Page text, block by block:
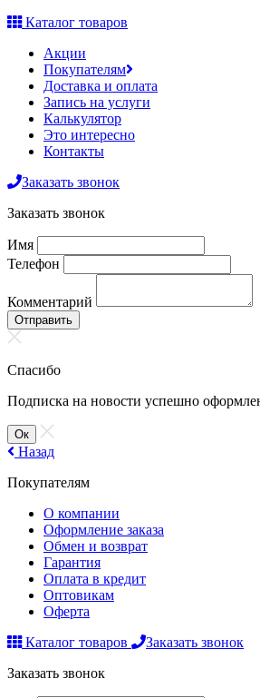
Каталог товаров
Акции
Покупателям
Доставка и оплата
Запись на услуги
Калькулятор
Это интересно
Контакты
Заказать звонок
Заказать звонок
Имя
Телефон
Комментарий
Отправить
Спасибо
Подписка на новости успешно
Ок
Назад
Покупателям
О компании
Оформление заказа
Обмен и возврат
Гарантия
Оплата в кредит
Оптовикам
Оферта
Каталог товаров
Заказать звонок
Заказать звонок